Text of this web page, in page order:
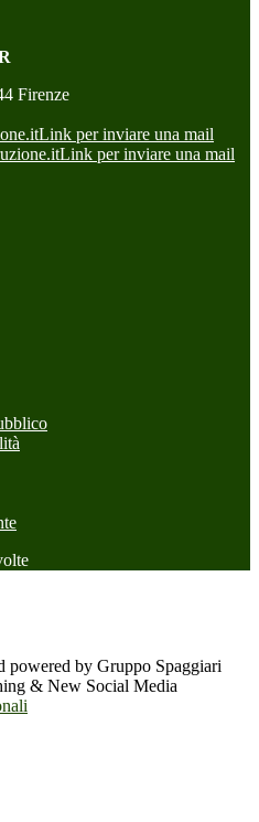
Firenze
Link per inviare una mail
Link per inviare una mail
powered by Gruppo Spaggiari
& New Social Media